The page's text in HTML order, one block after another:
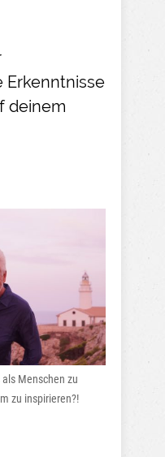
Erkenntnisse
deinem
Menschen zu
zu inspirieren?!